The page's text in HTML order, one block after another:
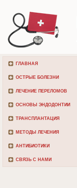
ГЛАВНАЯ
ОСТРЫЕ БОЛЕЗНИ
ЛЕЧЕНИЕ ПЕРЕЛОМОВ
ОСНОВЫ ЭНДОДОНТИИ
ТРАНСПЛАНТАЦИЯ
МЕТОДЫ ЛЕЧЕНИЯ
АНТИБИОТИКИ
СВЯЗЬ С НАМИ